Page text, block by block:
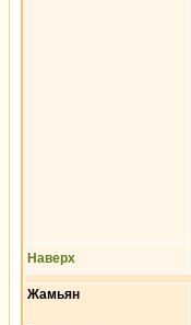
Наверх
Жамьян